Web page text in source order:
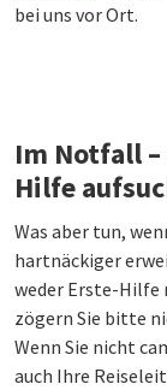
bei uns vor Ort.
Im Notfall
Hilfe
Was aber tun,
hartnäckiger
weder Erste-Hilfe
zögern Sie bitte
Wenn Sie nicht
auch Ihre